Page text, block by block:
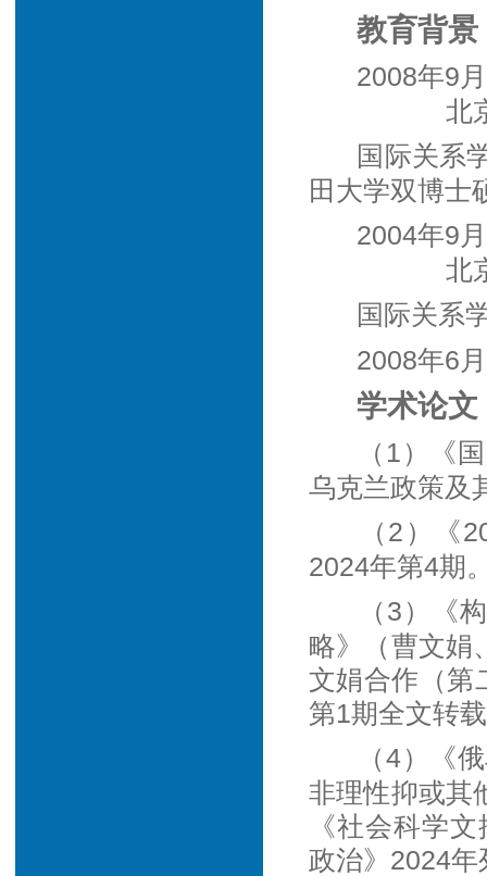
教育背景
2008
北
国际关系
田大学双博士
2004
北
国际关系
2008年6
学术论文
（1）《
乌克兰政策及
（2）《
2024年第4期
（3）《
略》（曹文娟
文娟合作（第
第1期全文转
（4）《
非理性抑或其
《社会科学
政治》2024年